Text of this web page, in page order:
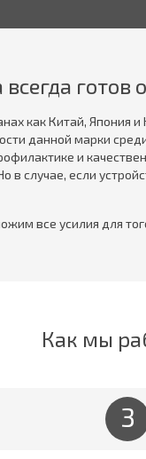
как Китай,
данной марки
и
случае, если
все усилия для
Как мы
3